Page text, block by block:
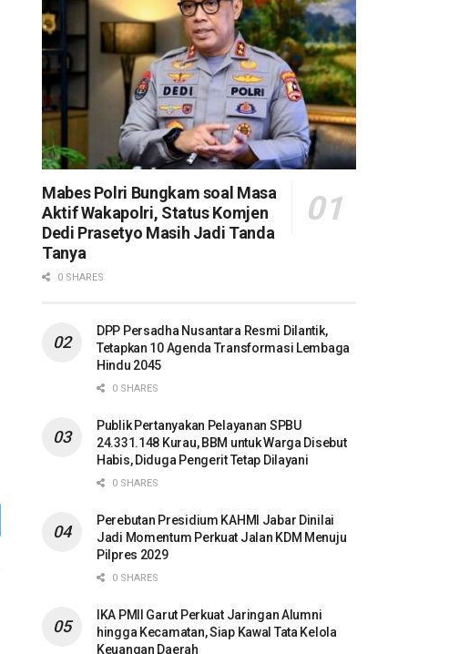
Mabes Polri Bungkam soal Masa
Aktif Wakapolri, Status Komjen
Dedi Prasetyo Masih Jadi Tanda
Tanya
0 SHARES
DPP Persadha Nusantara Resmi Dilantik,
Tetapkan 10 Agenda Transformasi Lembaga
Hindu 2045
0 SHARES
Publik Pertanyakan Pelayanan SPBU
24.331.148 Kurau, BBM untuk Warga Disebut
Habis, Diduga Pengerit Tetap Dilayani
0 SHARES
Perebutan Presidium KAHMI Jabar Dinilai
Jadi Momentum Perkuat Jalan KDM Menuju
Pilpres 2029
0 SHARES
IKA PMII Garut Perkuat Jaringan Alumni
hingga Kecamatan, Siap Kawal Tata Kelola
Keuangan Daerah